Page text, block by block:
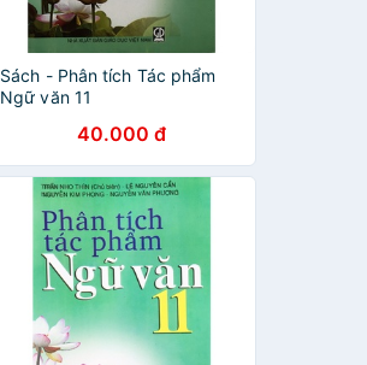
Sách - Phân tích Tác phẩm
Ngữ văn 11
40.000 đ